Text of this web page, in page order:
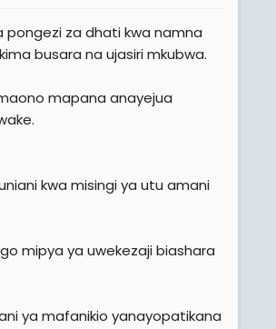
pongezi za dhati kwa namna
busara na ujasiri mkubwa.
mapana anayejua
kwa misingi ya utu amani
mipya ya uwekezaji biashara
ya mafanikio yanayopatikana